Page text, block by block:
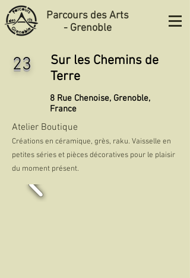
Parcours des Arts
- Grenoble
23
Sur les Chemins de
Terre
8 Rue Chenoise, Grenoble,
France
Atelier Boutique
Créations en céramique, grès, raku. Vaisselle en
petites séries et pièces décoratives pour le plaisir
du moment présent.